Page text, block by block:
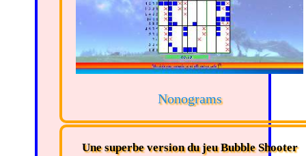
Nonograms
Une superbe version du jeu Bubble Shooter